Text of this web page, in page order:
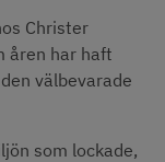
Christer
åren har haft
välbevarade
som lockade,